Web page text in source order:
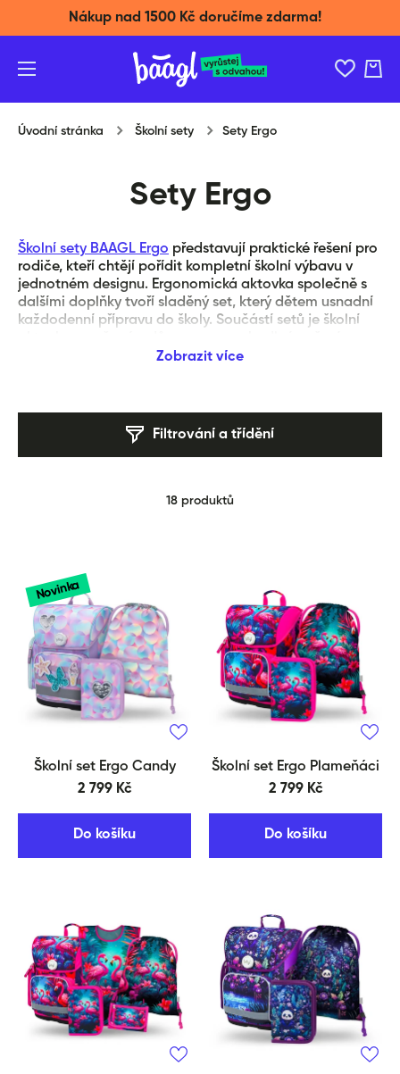
Přeskočit na obsah
Nákup nad 1500 Kč doručíme zdarma!
Košík
Úvodní stránka Školní sety Sety Ergo
Sety Ergo
Školní sety BAAGL Ergo představují praktické řešení pro
rodiče, kteří chtějí pořídit kompletní školní výbavu v
jednotném designu. Ergonomická aktovka společně s
dalšími doplňky tvoří sladěný set, který dětem usnadní
každodenní přípravu do školy. Součástí setů je školní
dostatek prostoru pro učebnice i školní pomůcky a
popruhy pro maximální komfort při nošení.
Vyberte si školní set Ergo, který spojuje kvalitní
připravené pro každý školní den.
Zobrazit více
Filtrování a třídění
18 produktů
Novinka
Školní set Ergo Candy
2 799 Kč
Do košíku
Školní set Ergo Plameňáci
2 799 Kč
Do košíku